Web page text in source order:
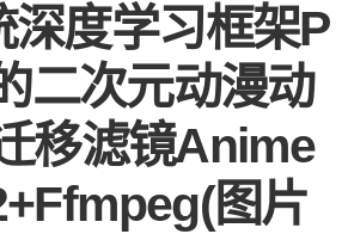
深度学习框架P
二次元动漫动
移滤镜Anime
图片